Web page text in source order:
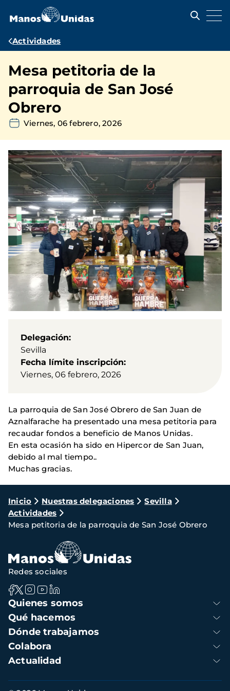
contenido
Ruta
navegación
Actividades
Mesa petitoria de la
parroquia de San José
Obrero
Viernes, 06 febrero, 2026
Delegación
Sevilla
Fecha límite inscripción
Viernes, 06 febrero, 2026
La parroquia de San José Obrero de San Juan de
Aznalfarache ha presentado una mesa petitoria para
recaudar fondos a beneficio de Manos Unidas.
En esta ocasión ha sido en Hipercor de San Juan,
debido al mal tiempo..
Muchas gracias.
Ruta
de
navegación
Inicio Nuestras delegaciones
Sevilla
Actividades
Mesa petitoria de la parroquia de San José Obrero
Navegación
principal
Quienes somos
Qué hacemos
Dónde trabajamos
Colabora
Actualidad
Redes sociales